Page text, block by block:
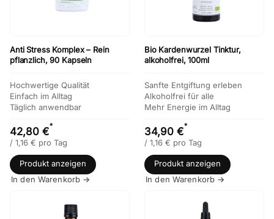
Anti Stress Komplex – Rein
pflanzlich, 90 Kapseln
Hochwertige Qualität
Einfach im Alltag
Täglich anwendbar
42,80 €*
/ 1,16 € pro Tag
Produkt anzeigen
In den Warenkorb →
Bio Kardenwurzel Tinktur,
alkoholfrei, 100ml
Sanfte Entgiftung erleben
Alkoholfrei für alle
Mehr Energie im Alltag
34,90 €*
/ 1,16 € pro Tag
Produkt anzeigen
In den Warenkorb →